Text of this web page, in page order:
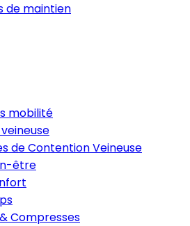
de maintien
mobilité
de Contention Veineuse
être
Compresses